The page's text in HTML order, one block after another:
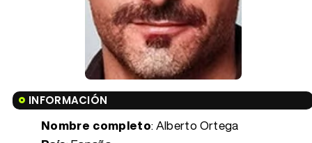
INFORMACIÓN
Nombre completo: Alberto Ortega